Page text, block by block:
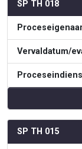
SP TH 018
Vervaldatum/
SP TH 015